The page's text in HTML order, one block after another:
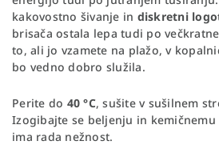
kakovostno šivanje in diskretni
brisača ostala lepa tudi po
to, ali jo vzamete na plažo, v
bo vedno dobro služila.
Perite do 40 °C, sušite v sušilnem
Izogibajte se beljenju in kemičnemu
ima rada nežnost.